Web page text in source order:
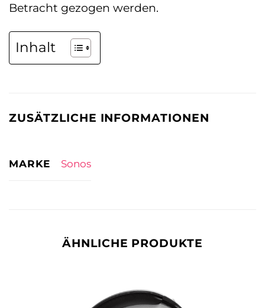
Betracht gezogen werden.
Inhalt
ZUSÄTZLICHE INFORMATIONEN
MARKE Sonos
ÄHNLICHE PRODUKTE